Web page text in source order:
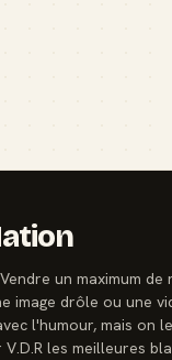
un maximum de
image drôle ou une
l'humour, mais on
les meilleures